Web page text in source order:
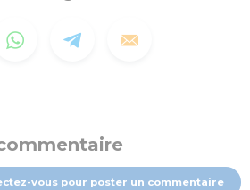
vous pour poster un commentaire